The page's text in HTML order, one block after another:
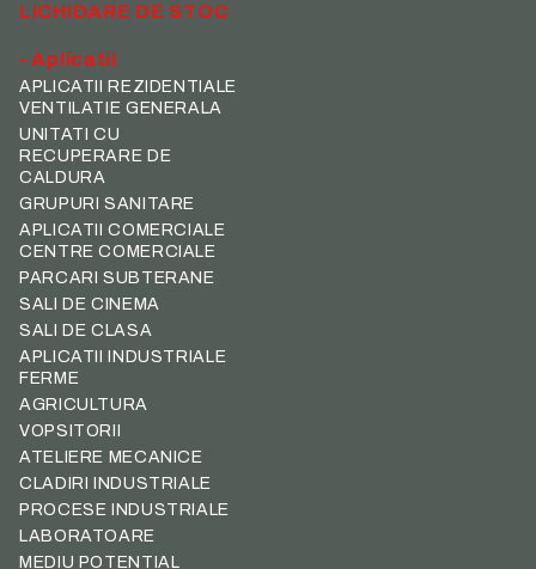
LICHIDARE DE STOC
- Aplicatii
APLICATII REZIDENTIALE
VENTILATIE GENERALA
UNITATI CU
RECUPERARE DE
CALDURA
GRUPURI SANITARE
APLICATII COMERCIALE
CENTRE COMERCIALE
PARCARI SUBTERANE
SALI DE CINEMA
SALI DE CLASA
APLICATII INDUSTRIALE
FERME
AGRICULTURA
VOPSITORII
ATELIERE MECANICE
CLADIRI INDUSTRIALE
PROCESE INDUSTRIALE
LABORATOARE
MEDIU POTENTIAL